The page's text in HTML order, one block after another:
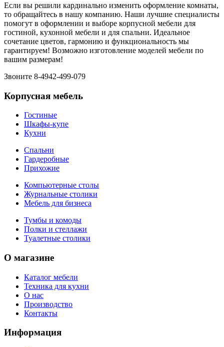
Если вы решили кардинально изменить оформление комнаты,
то обращайтесь в нашу компанию. Наши лучшие специалисты
помогут в оформлении и выборе корпусной мебели для
гостиной, кухонной мебели и для спальни. Идеальное
сочетание цветов, гармонию и функциональность мы
гарантируем! Возможно изготовление моделей мебели по
вашим размерам!
Звоните 8-4942-499-079
Корпусная мебель
Гостиные
Шкафы-купе
Кухни
Спальни
Гардеробные
Прихожие
Компьютерные столы
Журнальные столики
Мебель для бизнеса
Тумбы и комоды
Полки и стеллажи
Туалетные столики
О магазине
Каталог мебели
Техника для кухни
О нас
Производство
Контакты
Информация